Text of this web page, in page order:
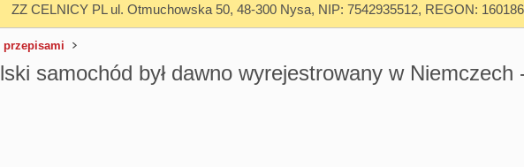
ZZ CELNICY PL ul. Otmuchowska 50, 48-300 Nysa, NIP: 7542935512, REGON:
przepisami
samochód był dawno wyrejestrowany w